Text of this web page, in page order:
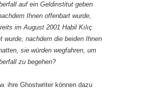
auf ein Geldinstitut geben
Ihnen offenbart wurde,
im August 2001 Habil Kılıç
wurde, nachdem die beiden Ihnen
sie würden wegfahren, um
zu begehen?
ihre Ghostwriter können dazu